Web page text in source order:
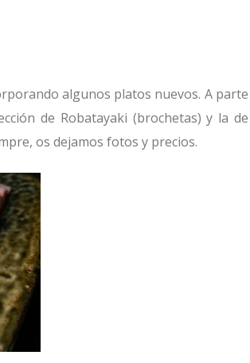
algunos platos nuevos. A parte
de Robatayaki (brochetas) y la de
os dejamos fotos y precios.